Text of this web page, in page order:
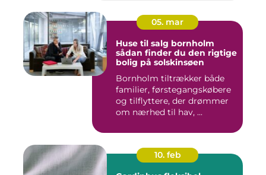
05. mar
Huse til salg bornholm
sådan finder du den rigtige
bolig på solskinsøen
Bornholm tiltrækker både
familier, førstegangskøbere
og tilflyttere, der drømmer
om nærhed til hav, ...
10. feb